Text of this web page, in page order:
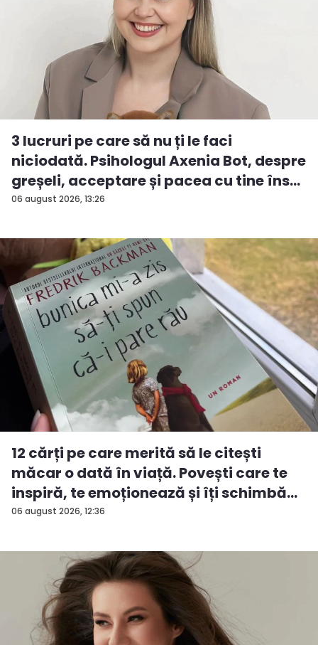
06 august 2026, 13:26
3 lucruri pe care să nu ți le faci
niciodată. Psihologul Axenia Bot, despre
greșeli, acceptare și pacea cu tine îns...
06 august 2026, 12:36
12 cărți pe care merită să le citești
măcar o dată în viață. Povești care te
inspiră, te emoționează și îți schimbă...